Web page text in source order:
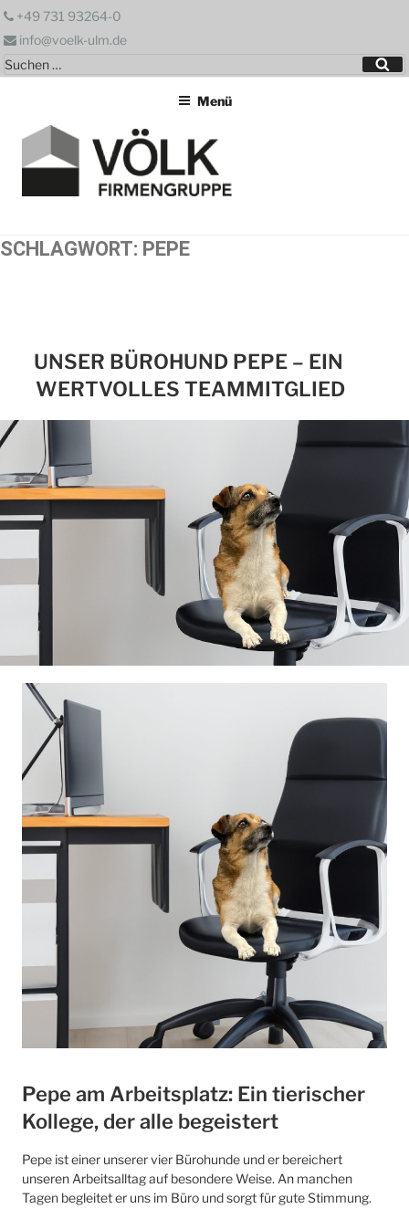
Zum
springen
+49 731 93264-0
info@voelk-ulm.de
Suchen
nach:
Menü
SCHLAGWORT: PEPE
UNSER BÜROHUND PEPE – EIN
WERTVOLLES TEAMMITGLIED
Pepe am Arbeitsplatz: Ein tierischer
Kollege, der alle begeistert
Pepe ist einer unserer vier Bürohunde und er bereichert
unseren Arbeitsalltag auf besondere Weise. An manchen
Tagen begleitet er uns im Büro und sorgt für gute Stimmung.